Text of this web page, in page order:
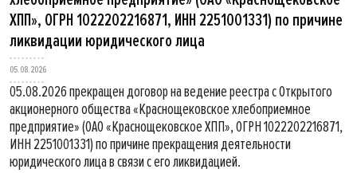
ХПП», ОГРН 1022202216871, ИНН 2251001331) по причине
ликвидации юридического лица
05.08.2026
05.08.2026 прекращен договор на ведение реестра с Открытого
акционерного общества «Краснощековское хлебоприемное
предприятие» (ОАО «Краснощековское ХПП», ОГРН 1022202216871,
ИНН 2251001331) по причине прекращения деятельности
юридического лица в связи с его ликвидацией.